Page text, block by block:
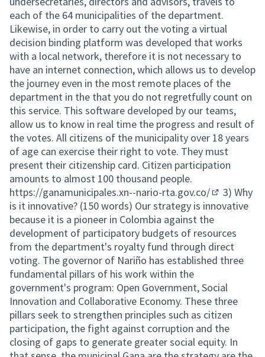
each of the 64 municipalities of the department.
Likewise, in order to carry out the voting a virtual
decision binding platform was developed that works
with a local network, therefore it is not necessary to
have an internet connection, which allows us to develop
the journey even in the most remote places of the
department in the that you do not regretfully count on
this service. This software developed by our teams,
allow us to know in real time the progress and result of
the votes. All citizens of the municipality over 18 years
of age can exercise their right to vote. They must
present their citizenship card. Citizen participation
amounts to almost 100 thousand people.
https://ganamunicipales.xn--nario-rta.gov.co/
(Lien
3) Why
is it innovative? (150 words) Our strategy is innovative
because it is a pioneer in Colombia against the
development of participatory budgets of resources
from the department's royalty fund through direct
voting. The governor of Nariño has established three
fundamental pillars of his work within the
government's program: Open Government, Social
Innovation and Collaborative Economy. These three
pillars seek to strengthen principles such as citizen
participation, the fight against corruption and the
closing of gaps to generate greater social equity. In